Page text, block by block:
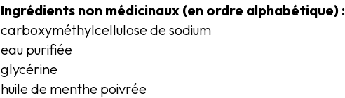
Ingrédients non médicinaux (en ordre alphabétique) :
carboxyméthylcellulose de sodium
eau purifiée
glycérine
huile de menthe poivrée